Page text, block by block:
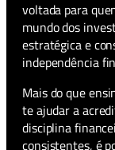
voltada para
mundo dos
estratégica e
independência
Mais do que
te ajudar a
disciplina
consistentes, é